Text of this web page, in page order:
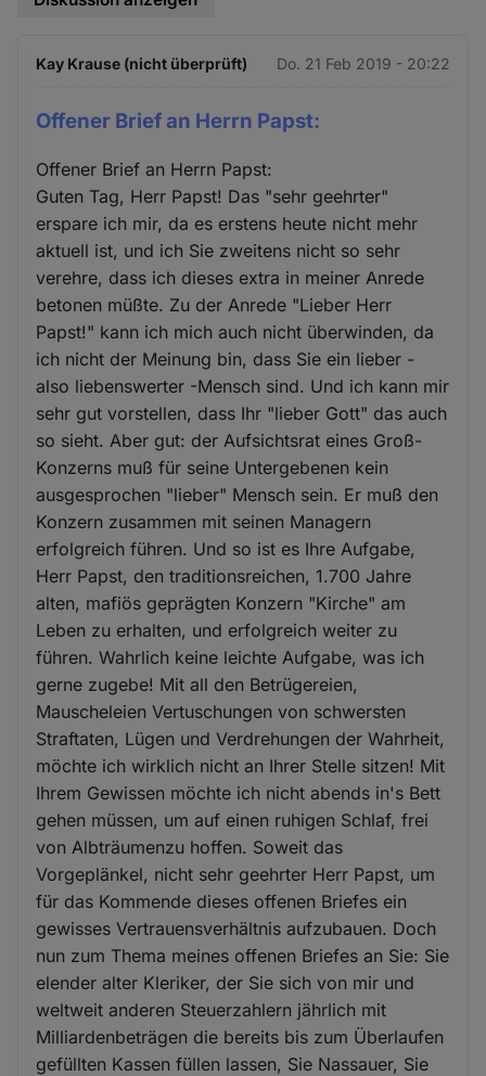
Kay Krause (nicht überprüft) Do. 21 Feb 2019 - 20:22
Offener Brief an Herrn Papst:
Offener Brief an Herrn Papst:
Guten Tag, Herr Papst! Das "sehr geehrter"
erspare ich mir, da es erstens heute nicht mehr
aktuell ist, und ich Sie zweitens nicht so sehr
verehre, dass ich dieses extra in meiner Anrede
betonen müßte. Zu der Anrede "Lieber Herr
Papst!" kann ich mich auch nicht überwinden, da
ich nicht der Meinung bin, dass Sie ein lieber -
also liebenswerter -Mensch sind. Und ich kann mir
sehr gut vorstellen, dass Ihr "lieber Gott" das auch
so sieht. Aber gut: der Aufsichtsrat eines Groß-
Konzerns muß für seine Untergebenen kein
ausgesprochen "lieber" Mensch sein. Er muß den
Konzern zusammen mit seinen Managern
erfolgreich führen. Und so ist es Ihre Aufgabe,
Herr Papst, den traditionsreichen, 1.700 Jahre
alten, mafiös geprägten Konzern "Kirche" am
Leben zu erhalten, und erfolgreich weiter zu
führen. Wahrlich keine leichte Aufgabe, was ich
gerne zugebe! Mit all den Betrügereien,
Mauscheleien Vertuschungen von schwersten
Straftaten, Lügen und Verdrehungen der Wahrheit,
möchte ich wirklich nicht an Ihrer Stelle sitzen! Mit
Ihrem Gewissen möchte ich nicht abends in's Bett
gehen müssen, um auf einen ruhigen Schlaf, frei
von Albträumenzu hoffen. Soweit das
Vorgeplänkel, nicht sehr geehrter Herr Papst, um
für das Kommende dieses offenen Briefes ein
gewisses Vertrauensverhältnis aufzubauen. Doch
nun zum Thema meines offenen Briefes an Sie: Sie
elender alter Kleriker, der Sie sich von mir und
weltweit anderen Steuerzahlern jährlich mit
Milliardenbeträgen die bereits bis zum Überlaufen
gefüllten Kassen füllen lassen, Sie Nassauer, Sie